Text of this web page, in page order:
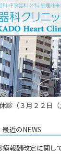
科 呼吸器科 外科 禁煙
診（３月２２日
最近のNEWS
療報酬改定に関し